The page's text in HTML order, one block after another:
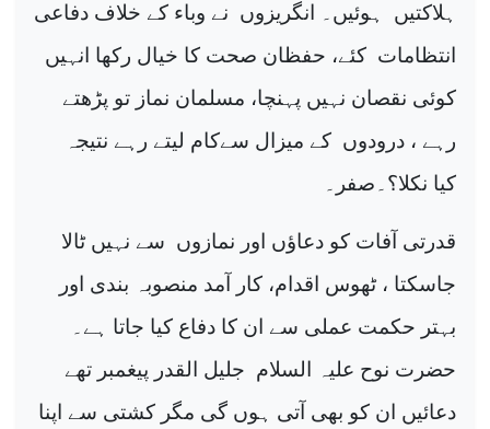
ہلاکتیں
ہوئیں۔ انگریزوں نے وباء کے خلاف دفاعی
انتظامات کئے، حفظان صحت کا خیال رکھا انہیں
کوئی نقصان نہیں پہنچا، مسلمان نماز تو پڑھتے
رہے ، درودوں کے میزال سےکام لیتے رہے نتیجہ
کیا نکلا؟۔صفر۔
قدرتی آفات کو دعاؤں اور نمازوں سے نہیں ٹالا
جاسکتا ، ٹھوس اقدام، کار آمد منصوبہ بندی اور
بہتر حکمت عملی سے ان کا دفاع کیا جاتا ہے۔
حضرت نوح علیہ السلام جلیل القدر پیغمبر تھے
دعائیں ان کو بھی آتی ہوں گی مگر کشتی سے اپنا